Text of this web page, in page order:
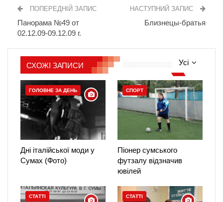
ПОПЕРЕДНІЙ ЗАПИС
Панорама №49 от
02.12.09-09.12.09 г.
НАСТУПНИЙ ЗАПИС
Близнецы-братья
Усі
СХОЖІ ЗАПИСИ
ГОЛОВНЕ ЗА ДЕНЬ
Дні італійської моди у
Сумах (Фото)
СПОРТ
Піонер сумського
футзалу відзначив
ювілей
СТАТТІ СТАТТІ